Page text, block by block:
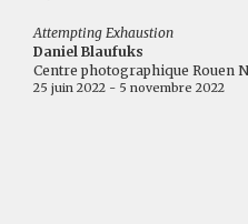
Attempting Exhaustion
Daniel Blaufuks
Centre photographique Rouen
25 juin 2022 - 5 novembre 2022